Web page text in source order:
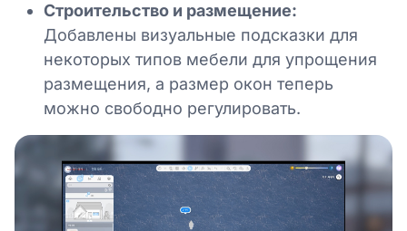
Строительство и размещение:
Добавлены визуальные подсказки для
некоторых типов мебели для упрощения
размещения, а размер окон теперь
можно свободно регулировать.